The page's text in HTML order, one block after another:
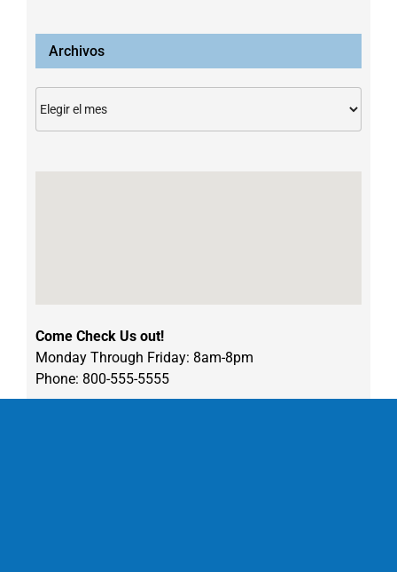
Archivos
Come Check Us out!
Monday Through Friday: 8am-8pm
Phone: 800-555-5555